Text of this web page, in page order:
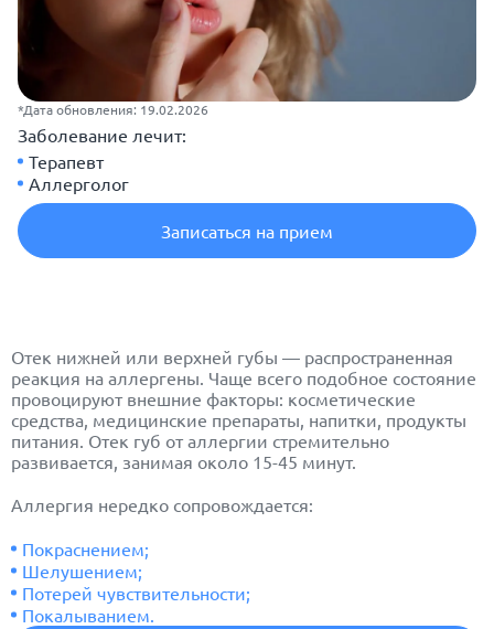
*Дата обновления: 19.02.2026
Заболевание лечит:
Терапевт
Аллерголог
Записаться на прием
Отек нижней или верхней губы — распространенная
реакция на аллергены. Чаще всего подобное состояние
провоцируют внешние факторы: косметические
средства, медицинские препараты, напитки, продукты
питания. Отек губ от аллергии стремительно
развивается, занимая около 15-45 минут.
Аллергия нередко сопровождается:
Покраснением;
Шелушением;
Потерей чувствительности;
Покалыванием.